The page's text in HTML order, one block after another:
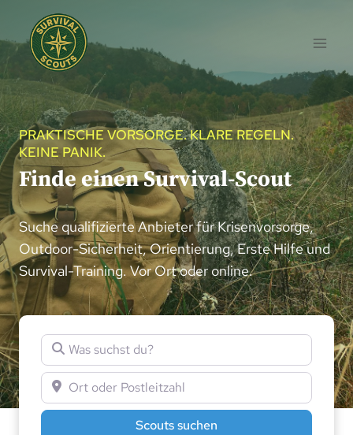
Inhalt
springen
PRAKTISCHE VORSORGE. KLARE REGELN.
KEINE PANIK.
Finde einen Survival-Scout
Suche qualifizierte Anbieter für Krisenvorsorge,
Outdoor-Sicherheit, Orientierung, Erste Hilfe und
Survival-Training. Vor Ort oder online.
Was suchst du?
Ort oder Postleitzahl
Scouts suchen